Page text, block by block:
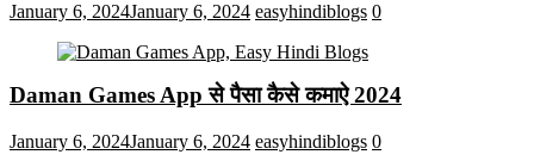
January 6, 2024January 6, 2024 easyhindiblogs 0
Daman Games App से पैसा कैसे कमाऐ 2024
January 6, 2024January 6, 2024 easyhindiblogs 0